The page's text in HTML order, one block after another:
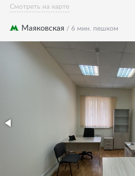
Смотреть на карте
Маяковская / 6 мин. пешком